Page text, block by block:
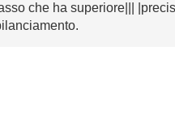
che ha superiore|||